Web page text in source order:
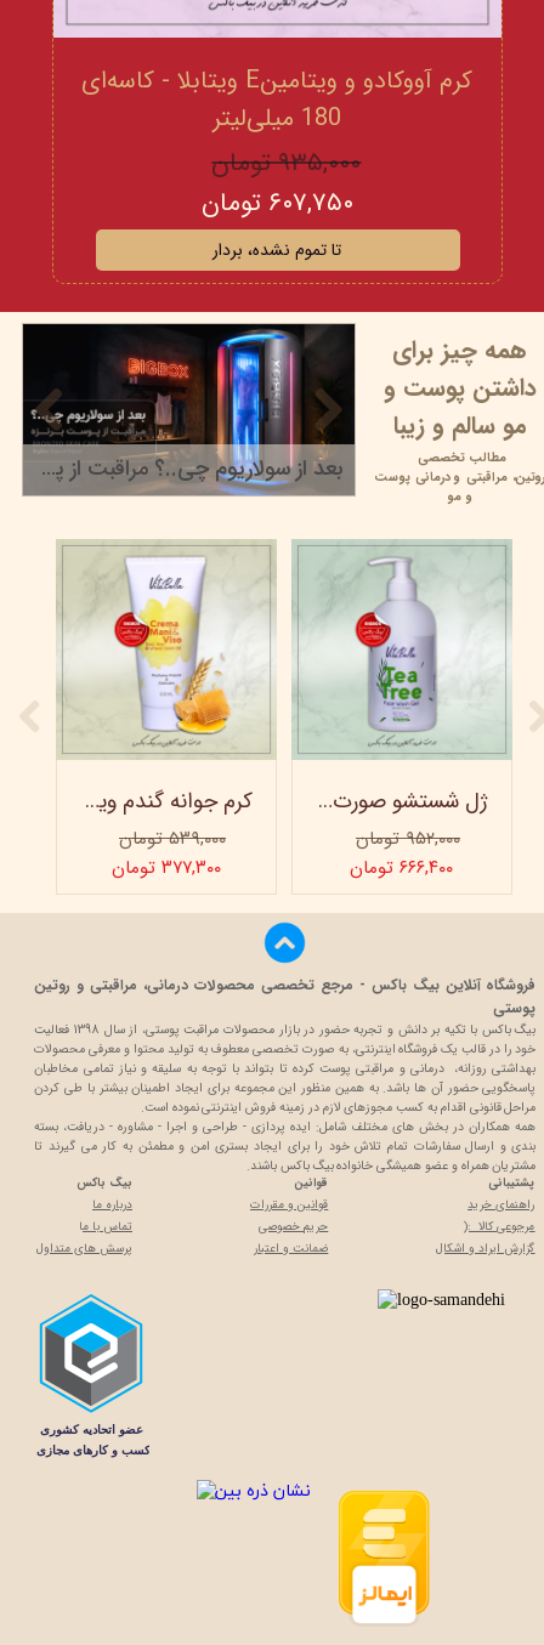
کرم آووکادو و ویتامینE ویتابلا - کاسه‌ای
180 میلی‌لیتر
۹۳۵,۰۰۰ تومان
۶۰۷,۷۵۰ تومان
تا تموم نشده، بردار
بعد از سولاریوم چی..؟ مراقبت از پوست برنزه
همه چیز برای
داشتن پوست و
مو سالم و زیبا
مطالب تخصصی
روتین،مراقبتی ودرمانی پوست
و مو
کرم جوانه گندم ویتابلا - تیوپی 60 میلی‌ لیتر
۵۳۹,۰۰۰ تومان
۳۷۷,۳۰۰ تومان
ژل شستشو صورت ویتابلا - 300 میلی لیتر
۹۵۲,۰۰۰ تومان
۶۶۶,۴۰۰ تومان
پشتیبانی
راهنمای خرید
مرجوعی کالا :(
گزارش ایراد و اشکال
قوانین
قوانین و مقررات
حریم خصوصی
ضمانت و اعتبار
بیگ باکس
درباره ما
تماس با ما
پرسش های متداول
فروشگاه آنلاین بیگ باکس - مرجع تخصصی محصولات درمانی، مراقبتی و روتین
پوستی
بیگ باکس با تکیه بر دانش و تجربه حضور در بازار محصولات مراقبت پوستی، از سال 1398 فعالیت
خود را در قالب یک فروشگاه اینترنتی، به صورت تخصصی معطوف به تولید محتوا و معرفی محصولات
بهداشتی روزانه، درمانی و مراقبتی پوست کرده تا بتواند با توجه به سلیقه و نیاز تمامی مخاطبان
پاسخگویی حضور آن ها باشد. به همین منظور این مجموعه برای ایجاد اطمینان بیشتر با طی کردن
مراحل قانونی اقدام به کسب مجوزهای لازم در زمینه فروش اینترنتی نموده است.
همه همکاران در بخش های مختلف شامل: ایده پردازی - طراحی و اجرا - مشاوره - دریافت، بسته
بندی و ارسال سفارشات تمام تلاش خود را برای ایجاد بستری امن و مطمئن به کار می گیرند تا
مشتریان همراه و عضو همیشگی خانواده بیگ باکس باشند.